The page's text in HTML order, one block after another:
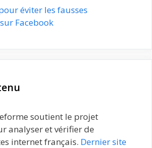
éviter les fausses
Facebook
soutient le projet
analyser et vérifier de
internet français. Dernier site